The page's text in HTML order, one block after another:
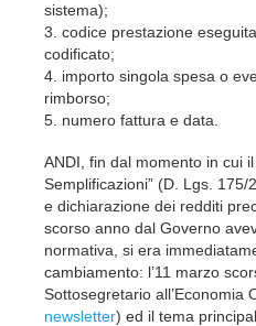
sistema);
3. codice prestazione
codificato;
4. importo singola spesa o
rimborso;
5. numero fattura e data.
ANDI, fin dal momento in cui
Semplificazioni” (D. Lgs. 175/
e dichiarazione dei redditi
scorso anno dal Governo
normativa, si era
cambiamento: l’11 marzo
Sottosegretario all’Economia
newsletter) ed il tema